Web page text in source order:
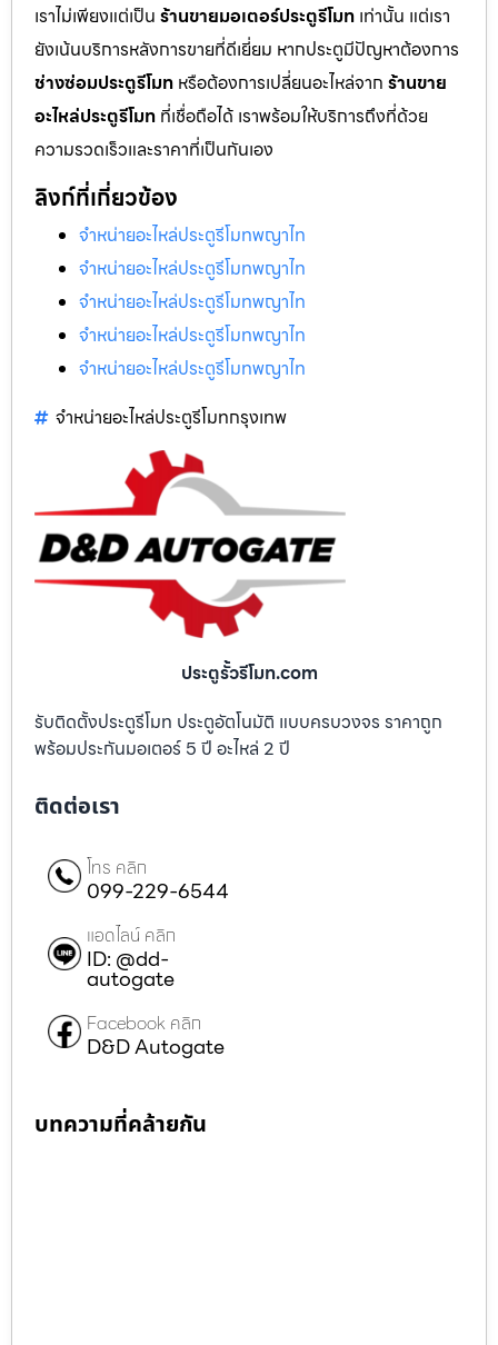
เราไม่เพียงแต่เป็น ร้านขายมอเตอร์ประตูรีโมท เท่านั้น แต่เรา
ยังเน้นบริการหลังการขายที่ดีเยี่ยม หากประตูมีปัญหาต้องการ
ช่างซ่อมประตูรีโมท หรือต้องการเปลี่ยนอะไหล่จาก ร้านขาย
อะไหล่ประตูรีโมท ที่เชื่อถือได้ เราพร้อมให้บริการถึงที่ด้วย
ความรวดเร็วและราคาที่เป็นกันเอง
ลิงก์ที่เกี่ยวข้อง
จำหน่ายอะไหล่ประตูรีโมทพญาไท
จำหน่ายอะไหล่ประตูรีโมทพญาไท
จำหน่ายอะไหล่ประตูรีโมทพญาไท
จำหน่ายอะไหล่ประตูรีโมทพญาไท
จำหน่ายอะไหล่ประตูรีโมทพญาไท
จำหน่ายอะไหล่ประตูรีโมทกรุงเทพ
ประตูรั้วรีโมท.com
รับติดตั้งประตูรีโมท ประตูอัตโนมัติ แบบครบวงจร ราคาถูก
พร้อมประกันมอเตอร์ 5 ปี อะไหล่ 2 ปี
ติดต่อเรา
โทร คลิก
099-229-6544
แอดไลน์ คลิก
ID: @dd-
autogate
Facebook คลิก
D&D Autogate
บทความที่คล้ายกัน